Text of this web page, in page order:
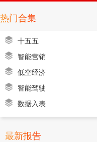
热门合集
十五五
智能营销
低空经济
智能驾驶
数据入表
最新报告